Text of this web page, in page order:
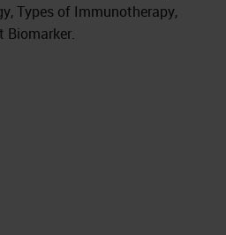
Types of Immunotherapy,
Biomarker.